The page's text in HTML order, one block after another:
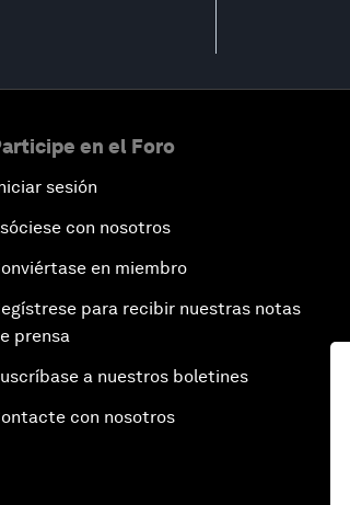
en el Foro
sesión
con nosotros
en miembro
para recibir nuestras notas
prensa
a nuestros boletines
con nosotros